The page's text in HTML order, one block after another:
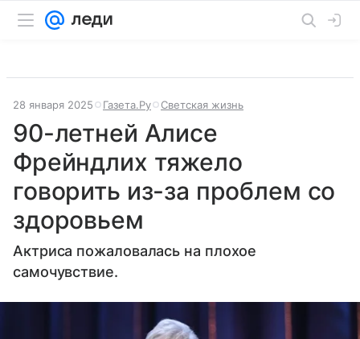
28 января 2025 Газета.Ру Светская жизнь
90-летней Алисе
Фрейндлих тяжело
говорить из-за проблем со
здоровьем
Актриса пожаловалась на плохое
самочувствие.